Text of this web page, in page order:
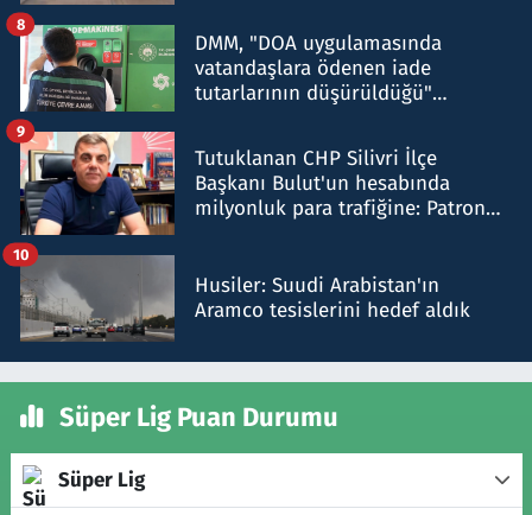
DMM, "DOA uygulamasında
vatandaşlara ödenen iade
tutarlarının düşürüldüğü"
8
Tutuklanan CHP Silivri İlçe
Başkanı Bulut'un hesabında
milyonluk para trafiğine: Patron
9
Husiler: Suudi Arabistan'ın
Aramco tesislerini hedef aldık
10
Süper Lig Puan Durumu
Süper Lig